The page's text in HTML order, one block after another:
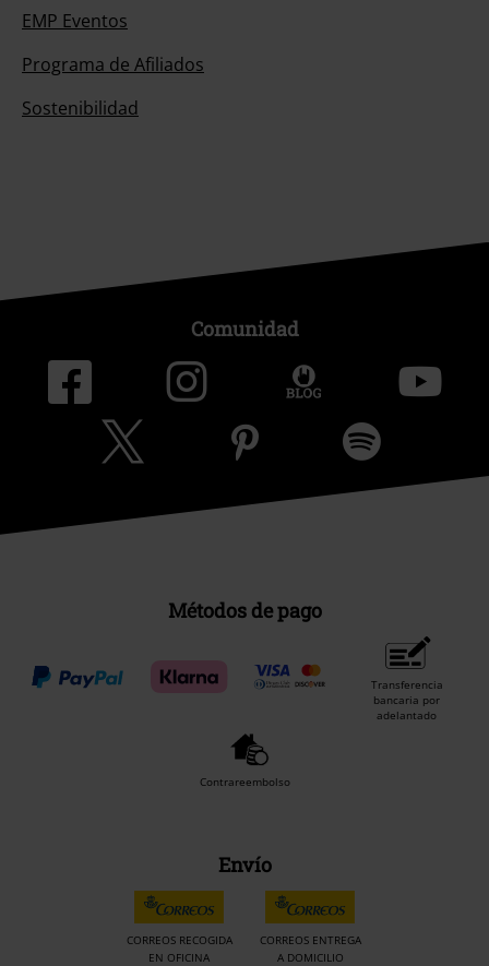
EMP Eventos
Programa de Afiliados
Sostenibilidad
Comunidad
Métodos de pago
Transferencia
bancaria por
adelantado
Contrareembolso
Envío
CORREOS RECOGIDA
EN OFICINA
CORREOS ENTREGA
A DOMICILIO